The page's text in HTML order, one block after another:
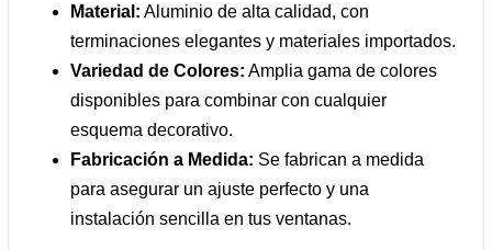
Material: Aluminio de alta calidad, con
terminaciones elegantes y materiales importados.
Variedad de Colores: Amplia gama de colores
disponibles para combinar con cualquier
esquema decorativo.
Fabricación a Medida: Se fabrican a medida
para asegurar un ajuste perfecto y una
instalación sencilla en tus ventanas.